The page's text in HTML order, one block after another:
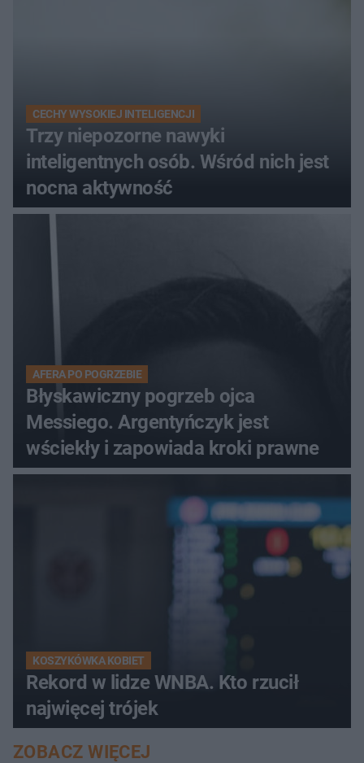
CECHY WYSOKIEJ INTELIGENCJI
Trzy niepozorne nawyki
inteligentnych osób. Wśród nich jest
nocna aktywność
AFERA PO POGRZEBIE
Błyskawiczny pogrzeb ojca
Messiego. Argentyńczyk jest
wściekły i zapowiada kroki prawne
KOSZYKÓWKA KOBIET
Rekord w lidze WNBA. Kto rzucił
najwięcej trójek
ZOBACZ WIĘCEJ